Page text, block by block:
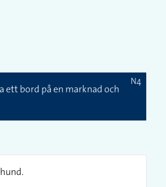
ett bord på en marknad och
N4